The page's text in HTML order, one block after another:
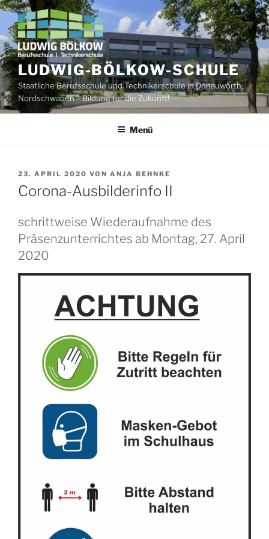
Zum
Inhalt
springen
LUDWIG-BÖLKOW-SCHULE
Staatliche Berufsschule und Technikerschule in Donauwörth,
Nordschwaben – Bildung für die Zukunft!
Menü
VERÖFFENTLICHT
AM
23. APRIL 2020 VON ANJA BEHNKE
Corona-Ausbilderinfo II
schrittweise Wiederaufnahme des
Präsenzunterrichtes ab Montag, 27. April
2020